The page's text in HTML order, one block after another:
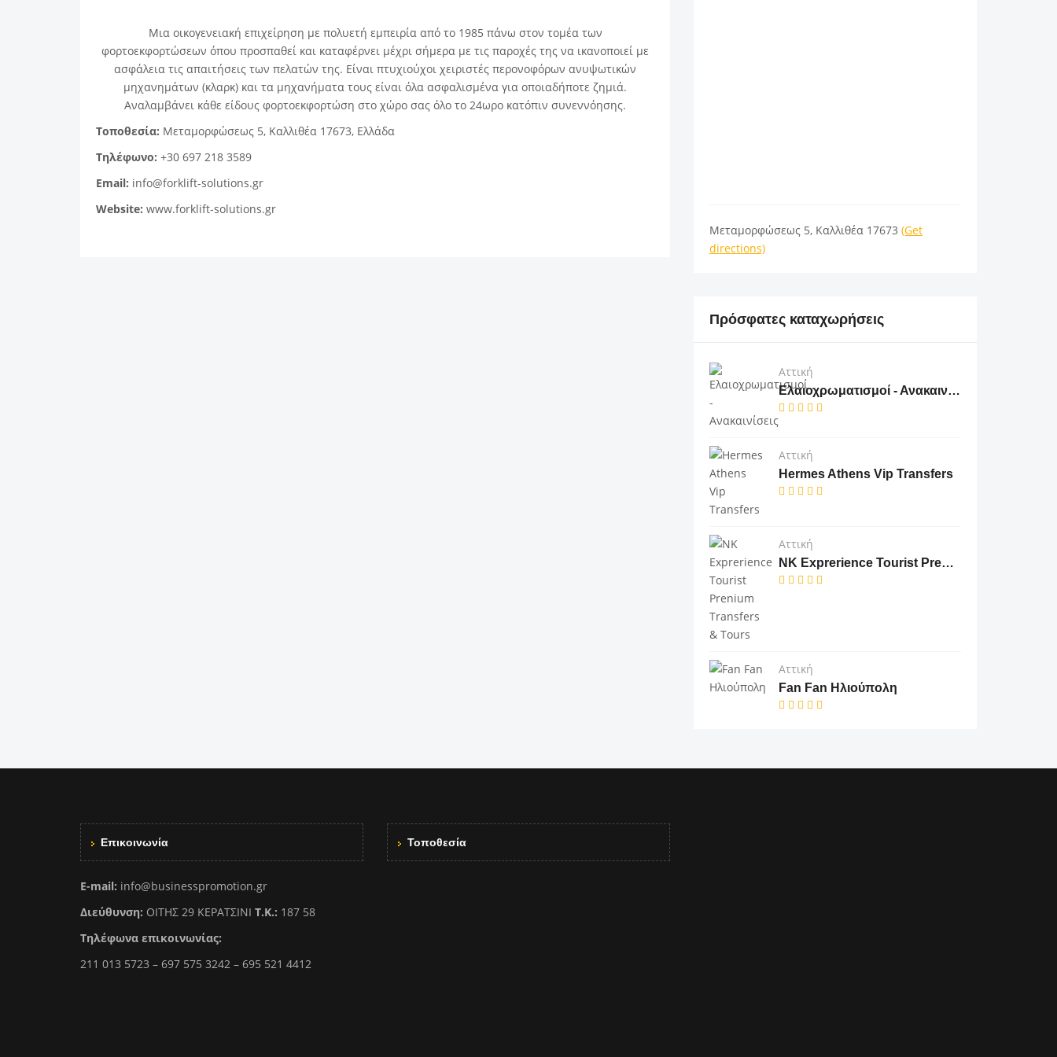
Μια οικογενειακή επιχείρηση με πολυετή εμπειρία από το 1985 πάνω στον τομέα των
φορτοεκφορτώσεων όπου προσπαθεί και καταφέρνει μέχρι σήμερα με τις παροχές της να ικανοποιεί με
ασφάλεια τις απαιτήσεις των πελατών της. Είναι πτυχιούχοι χειριστές περονοφόρων ανυψωτικών
μηχανημάτων (κλαρκ) και τα μηχανήματα τους είναι όλα ασφαλισμένα για οποιαδήποτε ζημιά.
Αναλαμβάνει κάθε είδους φορτοεκφορτώση στο χώρο σας όλο το 24ωρο κατόπιν συνεννόησης.
Τοποθεσία: Μεταμορφώσεως 5, Καλλιθέα 17673, Ελλάδα
Τηλέφωνο: +30 697 218 3589
Email: info@forklift-solutions.gr
Website: www.forklift-solutions.gr
Μεταμορφώσεως 5, Καλλιθέα 17673 (Get
directions)
Πρόσφατες καταχωρήσεις
Αττική
Ελαιοχρωματισμοί - Ανακαινίσεις
Αττική
Hermes Athens Vip Transfers
Αττική
NK Exprerience Tourist Prenium Transfers & Tours
Αττική
Fan Fan Ηλιούπολη
Επικοινωνία
E-mail: info@businesspromotion.gr
Διεύθυνση: ΟΙΤΗΣ 29 ΚΕΡΑΤΣΙΝΙ Τ.Κ.: 187 58
Τηλέφωνα επικοινωνίας:
211 013 5723 – 697 575 3242 – 695 521 4412
Τοποθεσία